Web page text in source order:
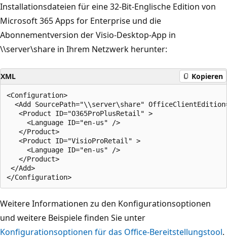
Installationsdateien für eine 32-Bit-Englische Edition von
Microsoft 365 Apps for Enterprise und die
Abonnementversion der Visio-Desktop-App in
\\server\share in Ihrem Netzwerk herunter:
XML Kopieren
<Configuration>
<Add SourcePath="\\server\share"
   <Product ID="O365ProPlusRetail" >
     <Language ID="en-us" />
   </Product>
   <Product ID="VisioProRetail" >
     <Language ID="en-us" />
   </Product>
</Add>
Weitere Informationen zu den Konfigurationsoptionen
und weitere Beispiele finden Sie unter
Konfigurationsoptionen für das Office-Bereitstellungstool.